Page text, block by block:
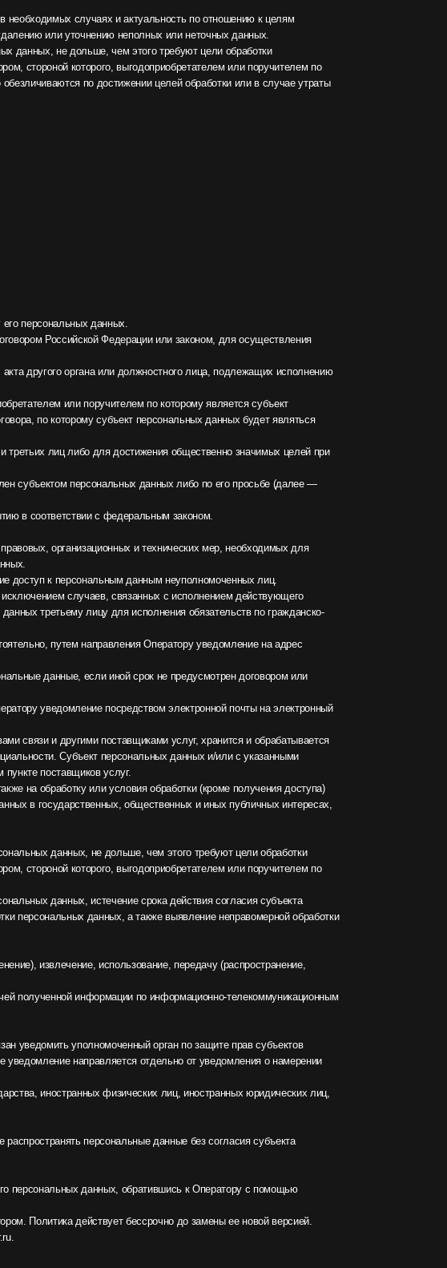
данных.
Федерации или законом, для осуществления
или должностного лица, подлежащих исполнению
по которому является субъект
субъект персональных данных будет являться
для достижения общественно значимых целей при
данных либо по его просьбе (далее —
и технических мер, необходимых для
данным неуполномоченных лиц.
связанных с исполнением действующего
лицу для исполнения обязательств по гражданско-
направления Оператору уведомление на адрес
иной срок не предусмотрен договором или
посредством электронной почты на электронный
поставщиками услуг, хранится и обрабатывается
персональных данных и/или с указанными
услуг.
или условия обработки (кроме получения доступа)
общественных и иных публичных интересах,
не дольше, чем этого требуют цели обработки
выгодоприобретателем или поручителем по
срока действия согласия субъекта
данных, а также выявление неправомерной обработки
использование, передачу (распространение,
по информационно-телекоммуникационным
орган по защите прав субъектов
отдельно от уведомления о намерении
физических лиц, иностранных юридических лиц,
данные без согласия субъекта
обратившись к Оператору с помощью
бессрочно до замены ее новой версией.
Контактная информация
+7 (499) 961-21-08
ООО "ПРОМКО"